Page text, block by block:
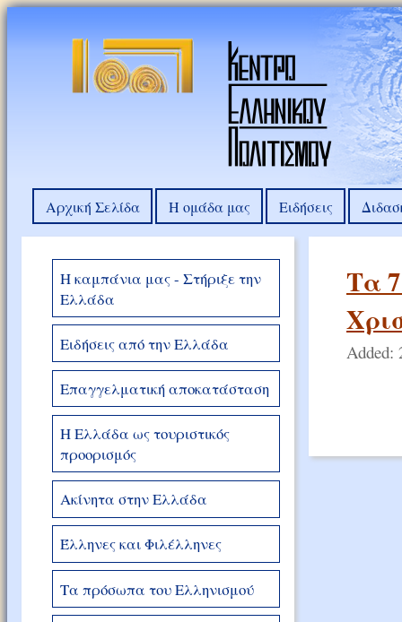
Αρχική Σελίδα Η ομάδα μας Ειδήσεις
Η καμπάνια μας - Στήριξε την
Ελλάδα
Ειδήσεις από την Ελλάδα
Επαγγελματική αποκατάσταση
Η Ελλάδα ως τουριστικός
προορισμός
Ακίνητα στην Ελλάδα
Έλληνες και Φιλέλληνες
Τα πρόσωπα του Ελληνισμού
Τα
Added: